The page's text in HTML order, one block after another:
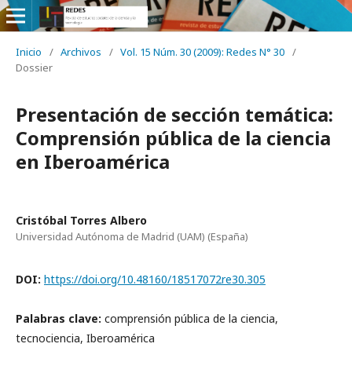
Inicio / Archivos / Vol. 15 Núm. 30 (2009): Redes N° 30 /
Dossier
Presentación de sección temática:
Comprensión pública de la ciencia
en Iberoamérica
Cristóbal Torres Albero
Universidad Autónoma de Madrid (UAM) (España)
DOI: https://doi.org/10.48160/18517072re30.305
Palabras clave: comprensión pública de la ciencia,
tecnociencia, Iberoamérica